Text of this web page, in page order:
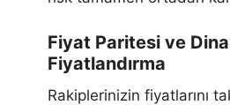
Fiyat Paritesi ve
Fiyatlandırma
Rakiplerinizin fiyatlarını